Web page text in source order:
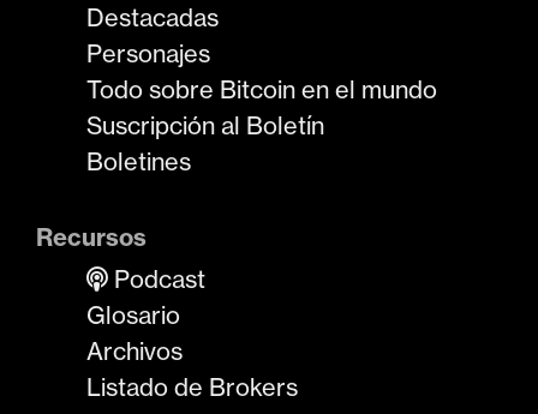
Destacadas
Personajes
Todo sobre Bitcoin en el mundo
Suscripción al Boletín
Boletines
Recursos
Podcast
Glosario
Archivos
Listado de Brokers